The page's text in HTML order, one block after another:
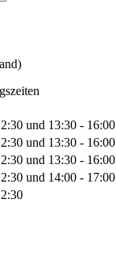
und 13:30 - 16:00
und 13:30 - 16:00
und 13:30 - 16:00
und 14:00 - 17:00